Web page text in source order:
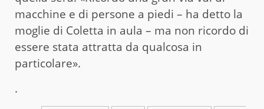
macchine e di persone a piedi – ha detto la
moglie di Coletta in aula – ma non ricordo di
essere stata attratta da qualcosa in
particolare».
.